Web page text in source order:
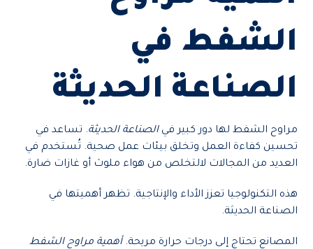
الشفط في
الصناعة الحديثة
مراوح الشفط لها دور كبير فيالصناعة الحديثة. تساعد في
تحسين كفاءة العمل وتخلق بيئات عمل صحية. تُستخدم في
العديد من المجالات لالتخلص من هواء ملوث أو غازات ضارة.
هذه التكنولوجيا تعزز الأداء والإنتاجية. تظهر أهميتها في
الصناعة الحديثة.
المصانع تحتاج إلى درجات حرارة مريحة.أهمية مراوح الشفط